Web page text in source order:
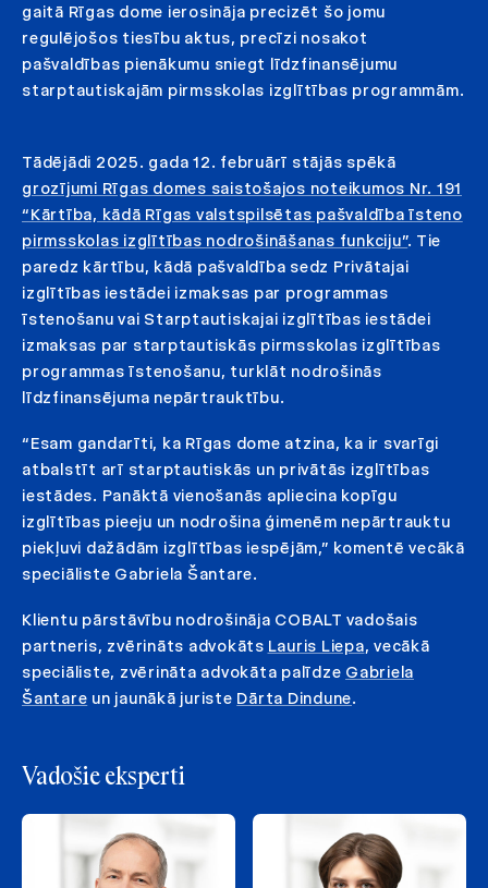
gaitā Rīgas dome ierosināja precizēt šo jomu
regulējošos tiesību aktus, precīzi nosakot
pašvaldības pienākumu sniegt līdzfinansējumu
starptautiskajām pirmsskolas izglītības programmām.
Tādējādi 2025. gada 12. februārī stājās spēkā
grozījumi Rīgas domes saistošajos noteikumos Nr. 191
“Kārtība, kādā Rīgas valstspilsētas pašvaldība īsteno
pirmsskolas izglītības nodrošināšanas funkciju”. Tie
paredz kārtību, kādā pašvaldība sedz Privātajai
izglītības iestādei izmaksas par programmas
īstenošanu vai Starptautiskajai izglītības iestādei
izmaksas par starptautiskās pirmsskolas izglītības
programmas īstenošanu, turklāt nodrošinās
līdzfinansējuma nepārtrauktību.
“Esam gandarīti, ka Rīgas dome atzina, ka ir svarīgi
atbalstīt arī starptautiskās un privātās izglītības
iestādes. Panāktā vienošanās apliecina kopīgu
izglītības pieeju un nodrošina ģimenēm nepārtrauktu
piekļuvi dažādām izglītības iespējām,” komentē vecākā
speciāliste Gabriela Šantare.
Klientu pārstāvību nodrošināja COBALT vadošais
partneris, zvērināts advokāts Lauris Liepa, vecākā
speciāliste, zvērināta advokāta palīdze Gabriela
Šantare un jaunākā juriste Dārta Dindune.
Vadošie eksperti